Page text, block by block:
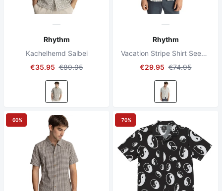
Rhythm
Kachelhemd Salbei
€35.95 €89.95
Rhythm
Vacation Stripe Shirt Seegrün
€29.95 €74.95
-60% -70%